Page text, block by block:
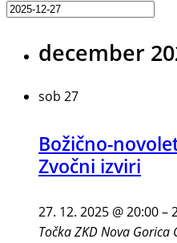
december
sob 27
Božično-
Zvočni izviri
27. 12. 2025 @ 20:00–
Točka ZKD Nova Gorica